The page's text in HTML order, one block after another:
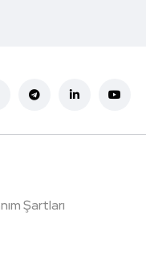
Şartları